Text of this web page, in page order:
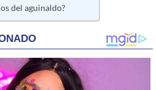
del aguinaldo?